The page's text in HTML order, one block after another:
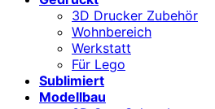
3D Drucker Zubehör
Wohnbereich
Werkstatt
Für Lego
Sublimiert
Modellbau